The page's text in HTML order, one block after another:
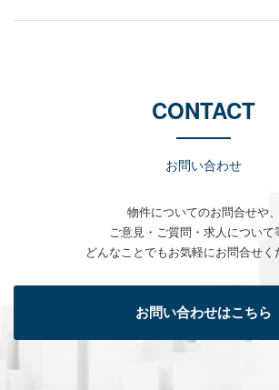
CONTACT
お問い合わせ
物件についてのお問合せや、
ご意見・ご質問・求人について
どんなことでもお気軽にお問合せく
お問い合わせはこちら